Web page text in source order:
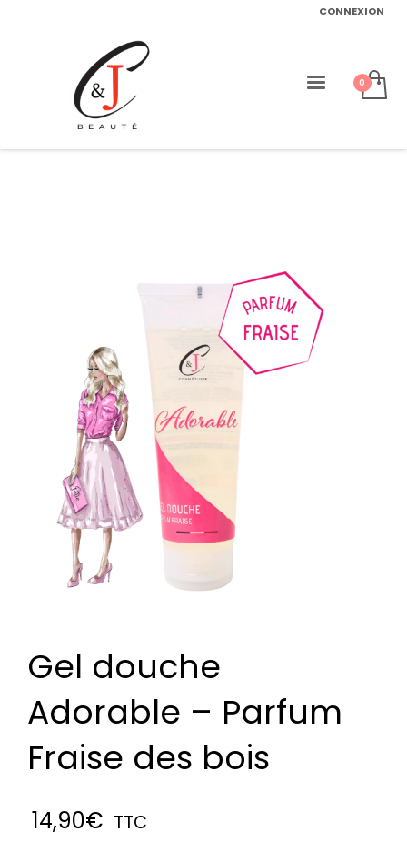
CONNEXION
Gel douche
Adorable – Parfum
Fraise des bois
14,90€ TTC